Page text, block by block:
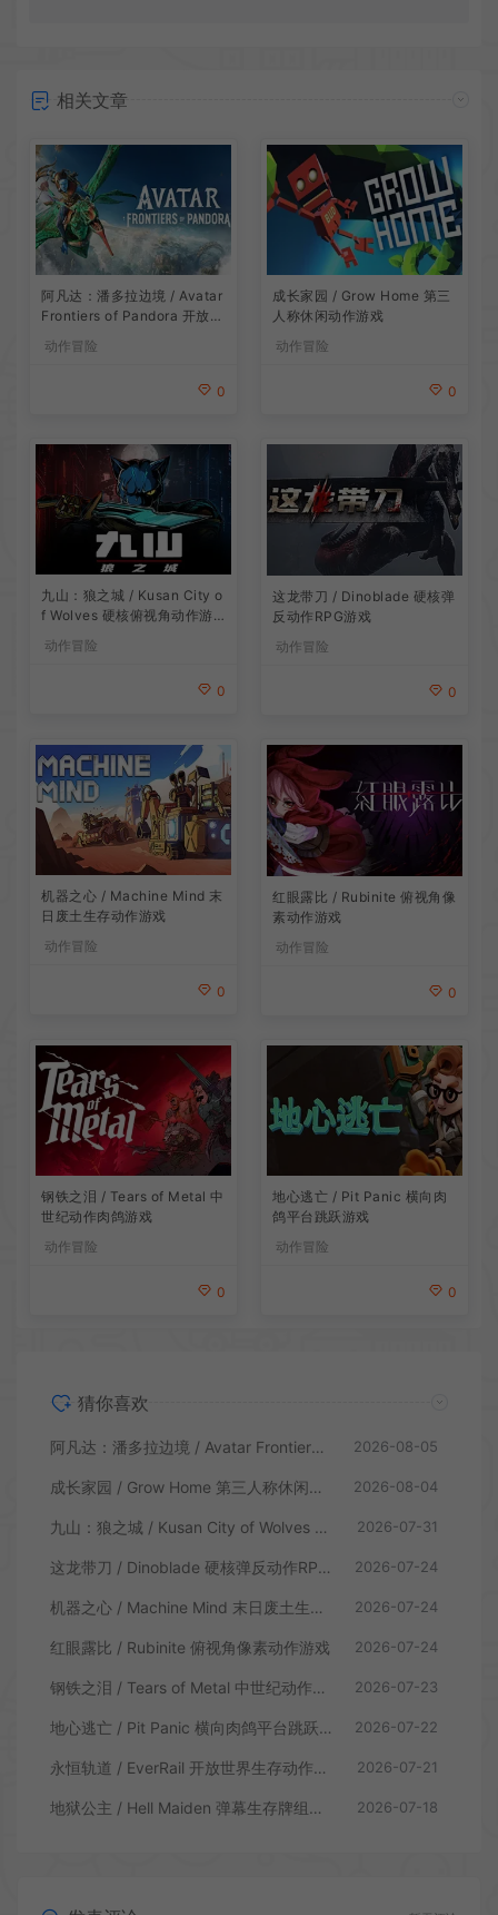
相关文章
阿凡达：潘多拉边境 / Avatar
Frontiers of Pandora 开放世
动作冒险
0
成长家园 / Grow Home 第三
人称休闲动作游戏
动作冒险
0
九山：狼之城 / Kusan City o
f Wolves 硬核俯视角动作游
动作冒险
0
这龙带刀 / Dinoblade 硬核弹
反动作RPG游戏
动作冒险
0
机器之心 / Machine Mind 末
日废土生存动作游戏
动作冒险
0
红眼露比 / Rubinite 俯视角像
素动作游戏
动作冒险
0
钢铁之泪 / Tears of Metal 中
世纪动作肉鸽游戏
动作冒险
0
地心逃亡 / Pit Panic 横向肉
鸽平台跳跃游戏
动作冒险
0
猜你喜欢
阿凡达：潘多拉边境 / Avatar Frontiers of Pandora 开放世界冒险游戏 2026-08-05
成长家园 / Grow Home 第三人称休闲动作游戏 2026-08-04
九山：狼之城 / Kusan City of Wolves 硬核俯视角动作游戏 2026-07-31
这龙带刀 / Dinoblade 硬核弹反动作RPG游戏 2026-07-24
机器之心 / Machine Mind 末日废土生存动作游戏 2026-07-24
红眼露比 / Rubinite 俯视角像素动作游戏 2026-07-24
钢铁之泪 / Tears of Metal 中世纪动作肉鸽游戏 2026-07-23
地心逃亡 / Pit Panic 横向肉鸽平台跳跃游戏 2026-07-22
永恒轨道 / EverRail 开放世界生存动作游戏 2026-07-21
地狱公主 / Hell Maiden 弹幕生存牌组动作游戏 2026-07-18